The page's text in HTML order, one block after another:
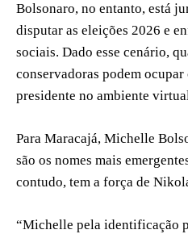
Bolsonaro, no entanto, está
disputar as eleições 2026 e
sociais. Dado esse cenário,
conservadoras podem
presidente no ambiente
Para Maracajá, Michelle
são os nomes mais
contudo, tem a força de
“Michelle pela identificação